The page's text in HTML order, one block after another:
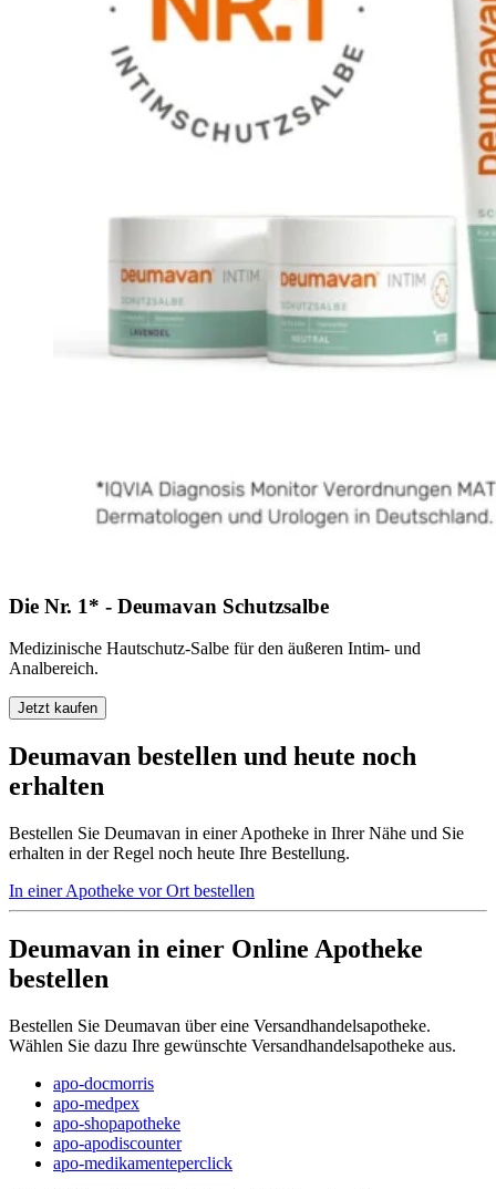
Die Nr. 1* - Deumavan Schutzsalbe
Medizinische Hautschutz-Salbe für den äußeren Intim- und
Analbereich.
Jetzt kaufen
Deumavan bestellen und heute noch
erhalten
Bestellen Sie Deumavan in einer Apotheke in Ihrer Nähe und Sie
erhalten in der Regel noch heute Ihre Bestellung.
In einer Apotheke vor Ort bestellen
Deumavan in einer Online Apotheke
bestellen
Bestellen Sie Deumavan über eine Versandhandelsapotheke.
Wählen Sie dazu Ihre gewünschte Versandhandelsapotheke aus.
apo-docmorris
apo-medpex
apo-shopapotheke
apo-apodiscounter
apo-medikamenteperclick